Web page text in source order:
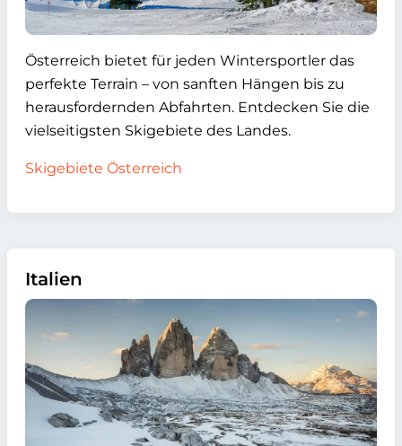
Österreich bietet für jeden Wintersportler das
perfekte Terrain – von sanften Hängen bis zu
herausfordernden Abfahrten. Entdecken Sie die
vielseitigsten Skigebiete des Landes.
Skigebiete Österreich
Italien